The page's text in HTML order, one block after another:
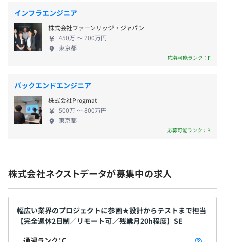
・通勤手当（最大２万円実費精算）
・職能手当
・役職手当
※各種手当あり
年1回（4月）
3カ月
インフラエンジニア
株式会社ファーンリッジ・ジャパン
450万 〜 700万円
東京都
応募可能ランク：F
バックエンドエンジニア
株式会社Progmat
500万 〜 800万円
東京都
応募可能ランク：B
株式会社ネクストデータが募集中の求人
幅広い業界のプロジェクトに参画★設計からテストまで担当
【完全週休2日制／リモート可／残業月20h程度】SE